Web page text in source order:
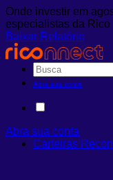
Onde investir em
especialistas da Rico
Baixar Relatório
Abra sua conta
Abra sua conta
Carteiras